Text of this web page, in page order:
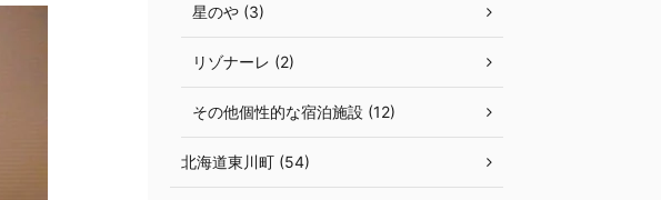
星のや (3)
リゾナーレ (2)
その他個性的な宿泊施設 (12)
北海道東川町 (54)